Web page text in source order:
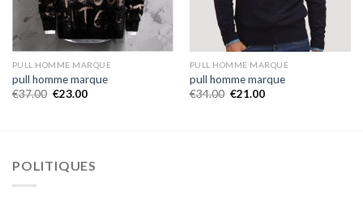
PULL HOMME MARQUE
pull homme marque
€37.00 €23.00
PULL HOMME MARQUE
pull homme marque
€34.00 €21.00
POLITIQUES